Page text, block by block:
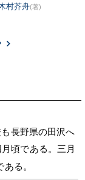
村芥舟(著)
長野県の田沢へ
頃である。三月
る。